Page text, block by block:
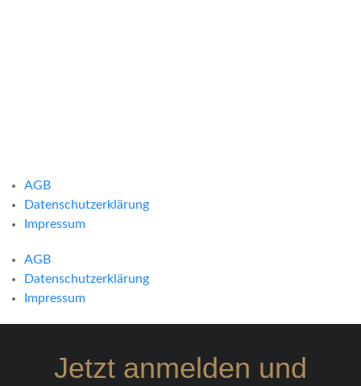
AGB
Datenschutzerklärung
Impressum
AGB
Datenschutzerklärung
Impressum
Jetzt anmelden und